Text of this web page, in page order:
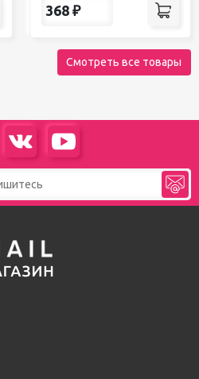
368 ₽
Смотреть все товары